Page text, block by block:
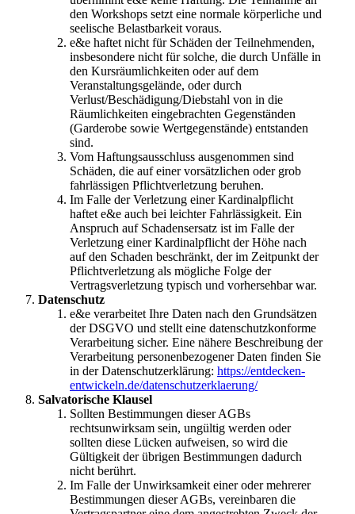
den Workshops setzt eine normale körperliche und
seelische Belastbarkeit voraus.
e&e haftet nicht für Schäden der Teilnehmenden,
insbesondere nicht für solche, die durch Unfälle in
den Kursräumlichkeiten oder auf dem
Veranstaltungsgelände, oder durch
Verlust/Beschädigung/Diebstahl von in die
Räumlichkeiten eingebrachten Gegenständen
(Garderobe sowie Wertgegenstände) entstanden
sind.
Vom Haftungsausschluss ausgenommen sind
Schäden, die auf einer vorsätzlichen oder grob
fahrlässigen Pflichtverletzung beruhen.
Im Falle der Verletzung einer Kardinalpflicht
haftet e&e auch bei leichter Fahrlässigkeit. Ein
Anspruch auf Schadensersatz ist im Falle der
Verletzung einer Kardinalpflicht der Höhe nach
auf den Schaden beschränkt, der im Zeitpunkt der
Pflichtverletzung als mögliche Folge der
Vertragsverletzung typisch und vorhersehbar war.
Datenschutz
e&e verarbeitet Ihre Daten nach den Grundsätzen
der DSGVO und stellt eine datenschutzkonforme
Verarbeitung sicher. Eine nähere Beschreibung der
Verarbeitung personenbezogener Daten finden Sie
in der Datenschutzerklärung: https://entdecken-
entwickeln.de/datenschutzerklaerung/
Salvatorische Klausel
Sollten Bestimmungen dieser AGBs
rechtsunwirksam sein, ungültig werden oder
sollten diese Lücken aufweisen, so wird die
Gültigkeit der übrigen Bestimmungen dadurch
nicht berührt.
Im Falle der Unwirksamkeit einer oder mehrerer
Bestimmungen dieser AGBs, vereinbaren die